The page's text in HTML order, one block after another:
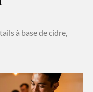
à base de cidre,